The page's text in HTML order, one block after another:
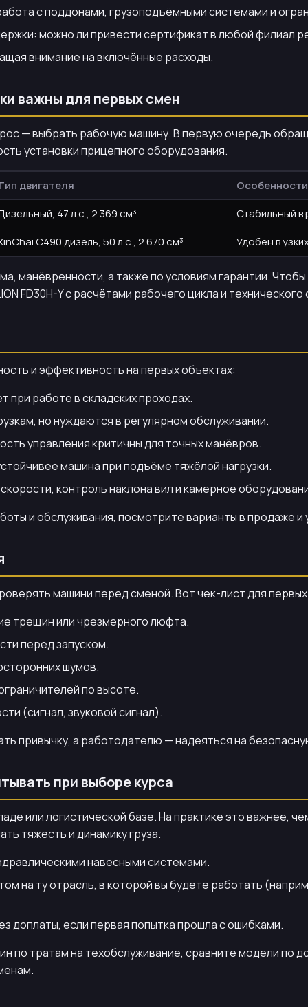
с поддонами, грузоподъёмными системами и
можно ли привести сертификат в любой филиал
внимание на включённые расходы.
важны для первых смен
— выбрать рабочую машину. В первую очередь
установки прицепного оборудования.
двигателя
Особенности
47 л.с., 2 369 см³
Стабильный в
C490 дизель, 50 л.с., 2 670 см³
Удобен в
манёвренности, а также по условиям гарантии.
FD30H-Y с расчётами рабочего цикла и
и эффективность на первых объектах:
при работе в складских проходах.
но нуждаются в регулярном обслуживании.
управления критичны для точных манёвров.
машина при подъёме тяжёлой нагрузки.
контроль наклона вил и камерное
и обслуживания, посмотрите варианты в продаже
машини перед сменой. Вот чек-лист для
трещин или чрезмерного люфта.
перед запуском.
шумов.
по высоте.
(сигнал, звуковой сигнал).
привычку, а работодателю — надеяться на
при выборе курса
или логистической базе. На практике это важнее,
тяжесть и динамику груза.
навесными системами.
на ту отрасль, в которой вы будете работать
доплаты, если первая попытка прошла с ошибками.
по тратам на техобслуживание, сравните модели по